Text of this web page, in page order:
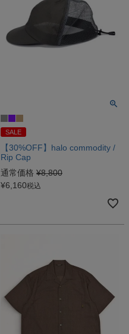
SALE
【30%OFF】halo commodity /
Rip Cap
通常価格 ¥8,800
¥6,160税込